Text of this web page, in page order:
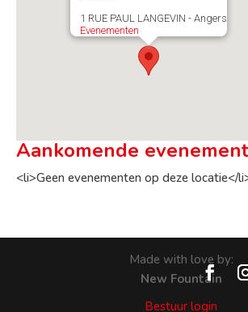
1 RUE PAUL LANGEVIN - Angers
Evenementen
Aankomende
<li>Geen evenementen op deze locatie</
Made with love by:
New Fountain
Bestuur login